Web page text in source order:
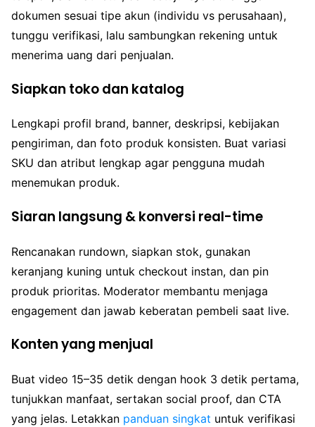
dokumen sesuai tipe akun (individu vs perusahaan),
tunggu verifikasi, lalu sambungkan rekening untuk
menerima uang dari penjualan.
Siapkan toko dan katalog
Lengkapi profil brand, banner, deskripsi, kebijakan
pengiriman, dan foto produk konsisten. Buat variasi
SKU dan atribut lengkap agar pengguna mudah
menemukan produk.
Siaran langsung & konversi real-time
Rencanakan rundown, siapkan stok, gunakan
keranjang kuning untuk checkout instan, dan pin
produk prioritas. Moderator membantu menjaga
engagement dan jawab keberatan pembeli saat live.
Konten yang menjual
Buat video 15–35 detik dengan hook 3 detik pertama,
tunjukkan manfaat, sertakan social proof, dan CTA
yang jelas. Letakkan panduan singkat untuk verifikasi